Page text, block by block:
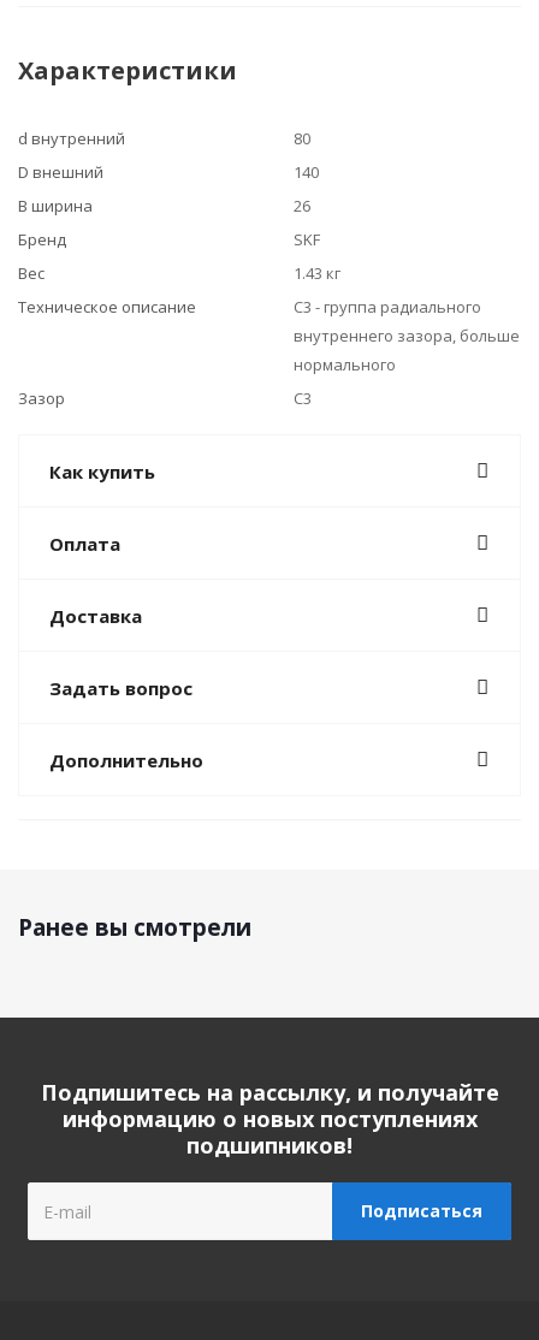
Характеристики
d внутренний
80
D внешний
140
B ширина
26
Бренд
SKF
Вес
1.43 кг
Техническое описание
С3 - группа радиального
внутреннего зазора, больше
нормального
Зазор
C3
Как купить
Оплата
Доставка
Задать вопрос
Дополнительно
Ранее вы смотрели
Подпишитесь на рассылку, и получайте
информацию о новых поступлениях
подшипников!